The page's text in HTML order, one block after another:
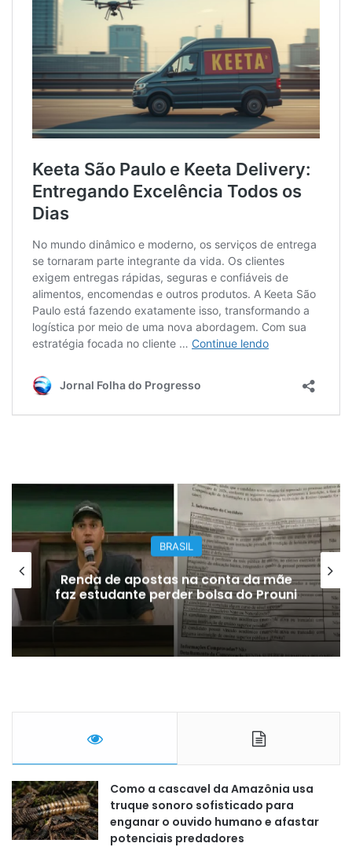
BRASIL
Renda de apostas na conta da mãe
faz estudante perder bolsa do Prouni
Como a cascavel da Amazônia usa
truque sonoro sofisticado para
enganar o ouvido humano e afastar
potenciais predadores